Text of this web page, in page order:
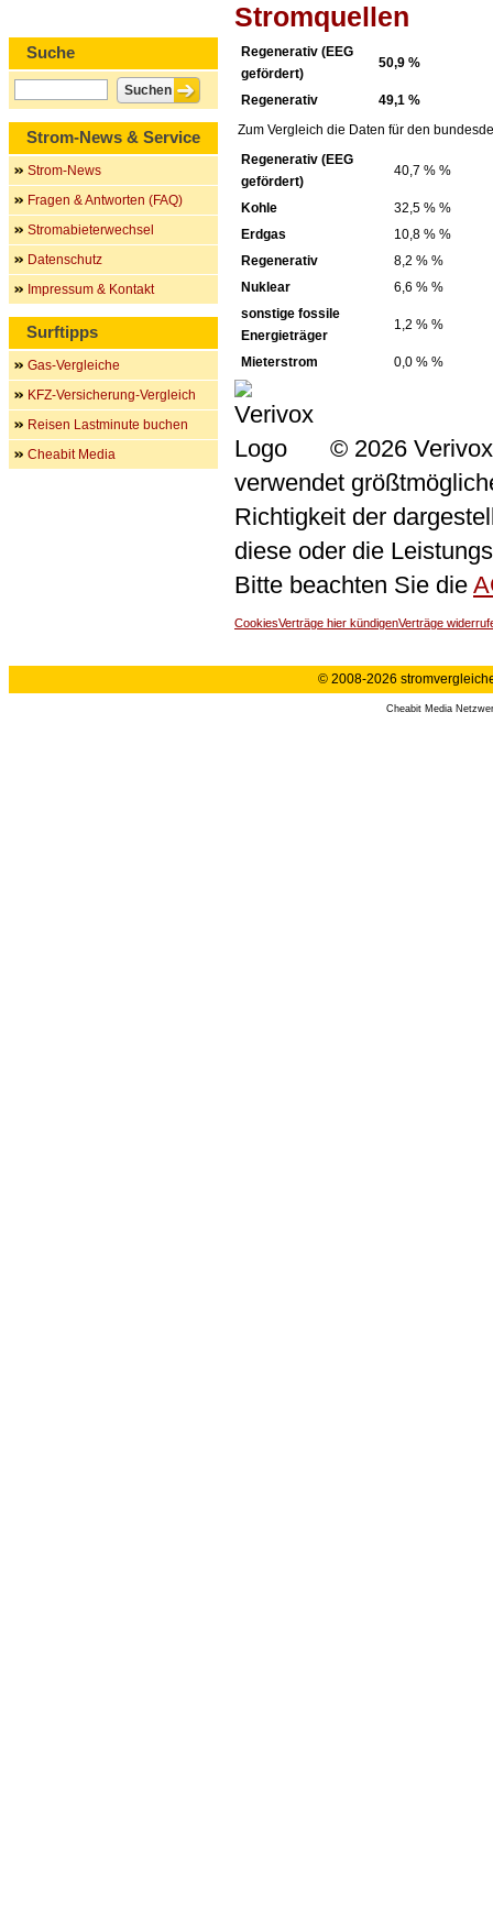
Stromquellen
Regenerativ (EEG
gefördert)
50,9 %
Regenerativ
49,1 %
Zum Vergleich die Daten für den
Regenerativ (EEG
gefördert)
40,7 % %
Kohle
32,5 % %
Erdgas
10,8 % %
Regenerativ
8,2 % %
Nuklear
6,6 % %
sonstige fossile
Energieträger
1,2 % %
Mieterstrom 0,0 % %
© 2026
verwendet
Richtigkeit der
diese oder die
Bitte beachten Sie die
CookiesVerträge hier kündigenVerträge
Suche
Strom-News & Service
Strom-News
Fragen & Antworten (FAQ)
Stromabieterwechsel
Datenschutz
Impressum & Kontakt
Surftipps
Gas-Vergleiche
KFZ-Versicherung-Vergleich
Reisen Lastminute buchen
Cheabit Media
© 2008-2026
Cheabit Media